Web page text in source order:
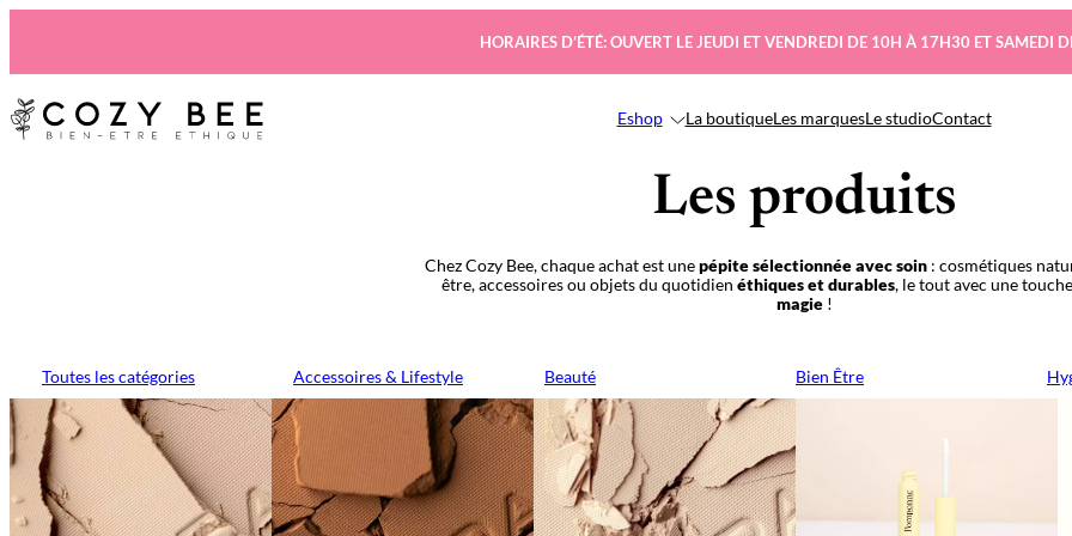
HORAIRES D’ÉTÉ: OUVERT LE JEUDI ET VENDREDI DE 10H À 17H30 ET SAMEDI
Eshop La boutiqueLes marquesLe studioContact
Les produits
Chez Cozy Bee, chaque achat est unepépite sélectionnée avec soin: cosmétiques
être, accessoires ou objets du quotidien éthiques et durables, le tout avec une
magie!
Toutes les catégories Accessoires & Lifestyle Beauté Bien Être